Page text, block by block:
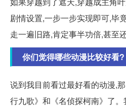
剧情设置,一步一步实现即可,毕
走一遍旧路,肯定事半功倍,甚至
你们觉得哪些动漫比较好看?
说到我目前看过最好看的动漫,
行九歌》和《名侦探柯南》了